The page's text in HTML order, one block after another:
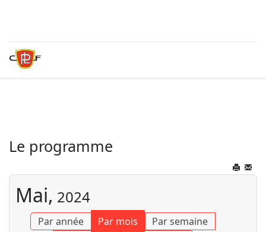
Le programme
Mai, 2024
Par année Par mois
Par semaine